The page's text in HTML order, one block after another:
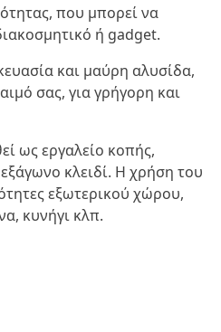
που μπορεί να
ή gadget.
και μαύρη αλυσίδα,
σας, για γρήγορη και
ως εργαλείο κοπής,
κλειδί. Η χρήση του
εξωτερικού χώρου,
κυνήγι κλπ.